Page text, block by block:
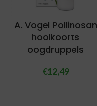
A. Vogel Pollinosan
hooikoorts
oogdruppels
€12,49